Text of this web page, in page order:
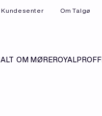
Kundesenter Om Talgø
ALT OM MØREROYAL PROFF